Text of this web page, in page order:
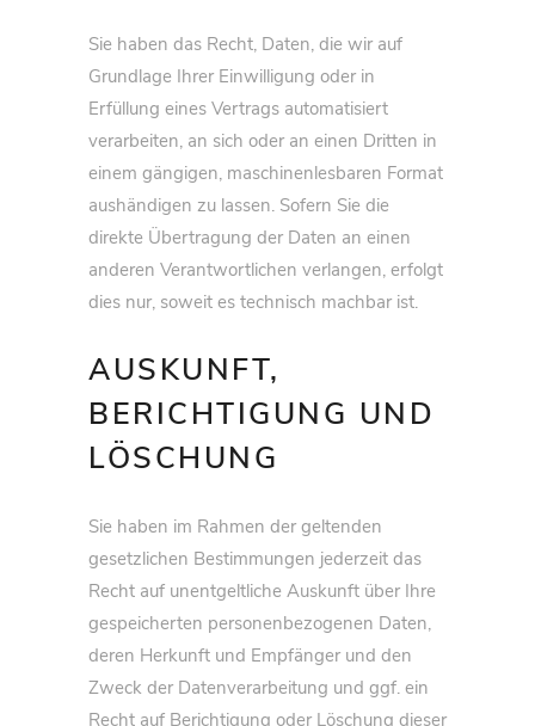
Sie haben das Recht, Daten, die wir auf
Grundlage Ihrer Einwilligung oder in
Erfüllung eines Vertrags automatisiert
verarbeiten, an sich oder an einen Dritten in
einem gängigen, maschinenlesbaren Format
aushändigen zu lassen. Sofern Sie die
direkte Übertragung der Daten an einen
anderen Verantwortlichen verlangen, erfolgt
dies nur, soweit es technisch machbar ist.
AUSKUNFT,
BERICHTIGUNG UND
LÖSCHUNG
Sie haben im Rahmen der geltenden
gesetzlichen Bestimmungen jederzeit das
Recht auf unentgeltliche Auskunft über Ihre
gespeicherten personenbezogenen Daten,
deren Herkunft und Empfänger und den
Zweck der Datenverarbeitung und ggf. ein
Recht auf Berichtigung oder Löschung dieser